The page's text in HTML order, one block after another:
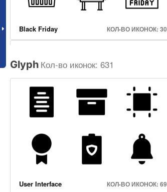
Black Friday КОЛ-ВО ИКОНОК: 30
Marketing And Seo КОЛ-ВО ИКОНОК: 38
Glyph Кол-во иконок: 631
User Interface КОЛ-ВО ИКОНОК: 69